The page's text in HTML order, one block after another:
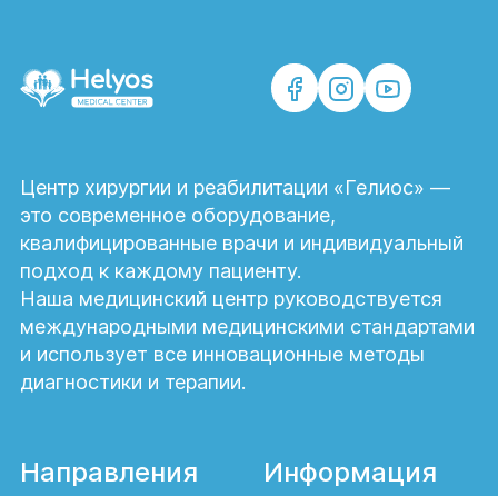
Центр хирургии и реабилитации «Гелиос» —
это современное оборудование,
квалифицированные врачи и индивидуальный
подход к каждому пациенту.
Наша медицинский центр руководствуется
международными медицинскими стандартами
и использует все инновационные методы
диагностики и терапии.
Направления Информация